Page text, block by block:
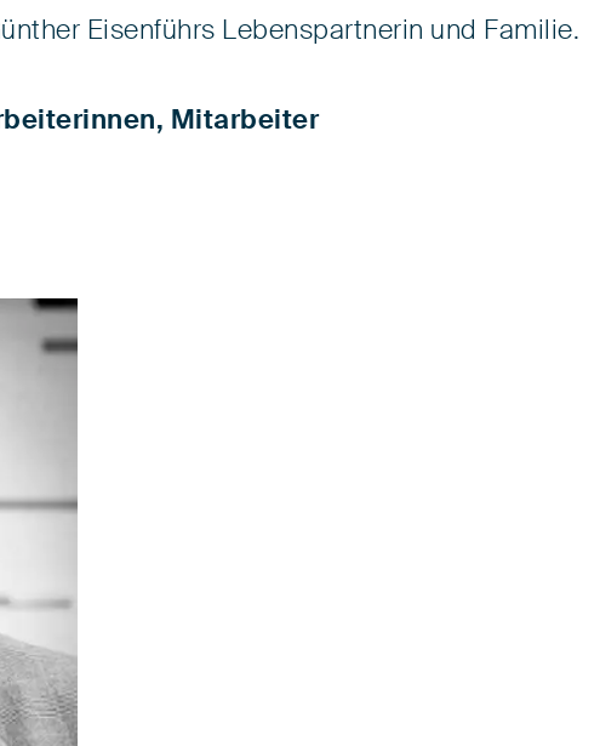
Eisenführs Lebenspartnerin und Familie.
Mitarbeiter